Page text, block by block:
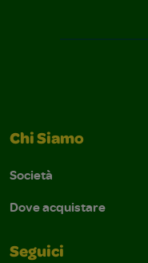
Chi Siamo
Società
Dove acquistare
Seguici